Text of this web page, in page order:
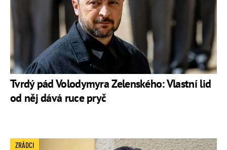
Tvrdý pád Volodymyra Zelenského: Vlastní lid
od něj dává ruce pryč
ZRÁDCI